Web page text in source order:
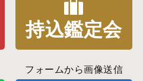
持込鑑定会
フォームから画像送信